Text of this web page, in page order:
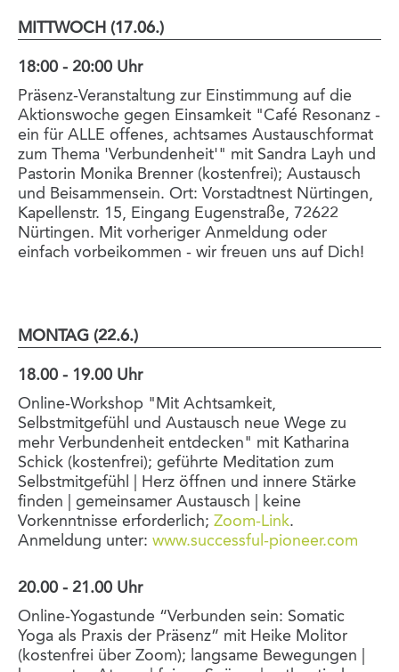
MITTWOCH (17.06.)
18:00 - 20:00 Uhr
Präsenz-Veranstaltung zur Einstimmung auf die
Aktionswoche gegen Einsamkeit "Café Resonanz -
ein für ALLE offenes, achtsames Austauschformat
zum Thema 'Verbundenheit'" mit Sandra Layh und
Pastorin Monika Brenner (kostenfrei); Austausch
und Beisammensein. Ort: Vorstadtnest Nürtingen,
Kapellenstr. 15, Eingang Eugenstraße, 72622
Nürtingen. Mit vorheriger Anmeldung oder
einfach vorbeikommen - wir freuen uns auf Dich!
MONTAG (22.6.)
18.00 - 19.00 Uhr
Online-Workshop "Mit Achtsamkeit,
Selbstmitgefühl und Austausch neue Wege zu
mehr Verbundenheit entdecken" mit Katharina
Schick (kostenfrei); geführte Meditation zum
Selbstmitgefühl | Herz öffnen und innere Stärke
finden | gemeinsamer Austausch | keine
Vorkenntnisse erforderlich; Zoom-Link.
Anmeldung unter: www.successful-pioneer.com
20.00 - 21.00 Uhr
Online-Yogastunde “Verbunden sein: Somatic
Yoga als Praxis der Präsenz” mit Heike Molitor
(kostenfrei über Zoom); langsame Bewegungen |